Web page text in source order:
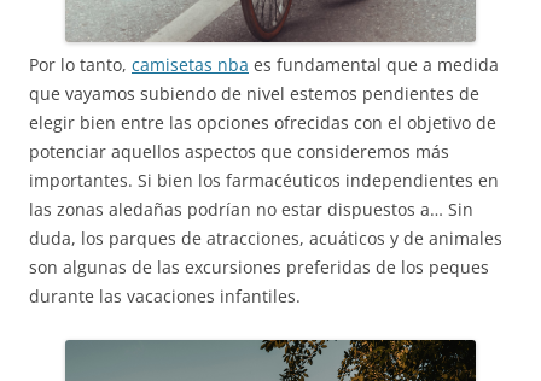
Por lo tanto, camisetas nba es fundamental que a medida
que vayamos subiendo de nivel estemos pendientes de
elegir bien entre las opciones ofrecidas con el objetivo de
potenciar aquellos aspectos que consideremos más
importantes. Si bien los farmacéuticos independientes en
las zonas aledañas podrían no estar dispuestos a… Sin
duda, los parques de atracciones, acuáticos y de animales
son algunas de las excursiones preferidas de los peques
durante las vacaciones infantiles.